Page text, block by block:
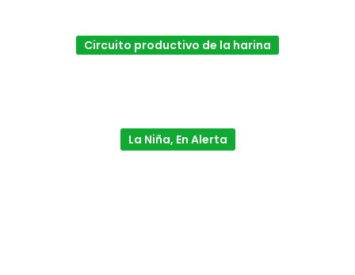
Circuito productivo de la harina
La Niña, En Alerta